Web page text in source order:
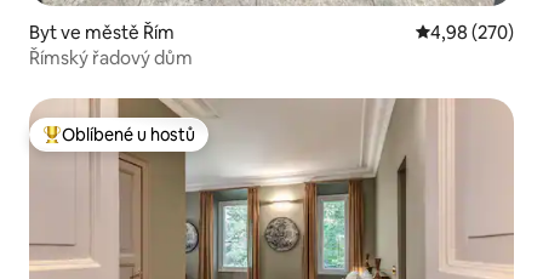
Byt ve městě Řím Průměrné
4,98 (270)
Římský řadový dům
Nejlepší v kategorii Oblíbené u hostů
Oblíbené u hostů